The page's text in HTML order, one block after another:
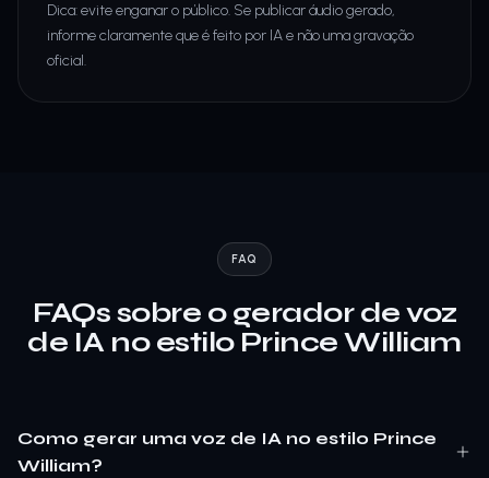
Dica: evite enganar o público. Se publicar áudio gerado,
informe claramente que é feito por IA e não uma gravação
oficial.
FAQ
FAQs sobre o gerador de voz
de IA no estilo Prince William
Como gerar uma voz de IA no estilo Prince
William?